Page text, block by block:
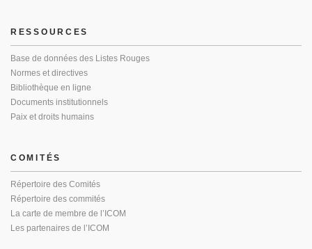
RESSOURCES
Base de données des Listes Rouges
Normes et directives
Bibliothèque en ligne
Documents institutionnels
Paix et droits humains
COMITÉS
Répertoire des Comités
Répertoire des commités
La carte de membre de l’ICOM
Les partenaires de l’ICOM